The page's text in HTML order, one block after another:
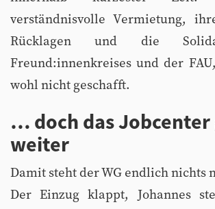
verständnisvolle Vermietung,
Rücklagen und die
Freund:innenkreises und der
wohl nicht geschafft.
… doch das
weiter
Damit steht der WG endlich nichts
Der Einzug klappt, Johannes